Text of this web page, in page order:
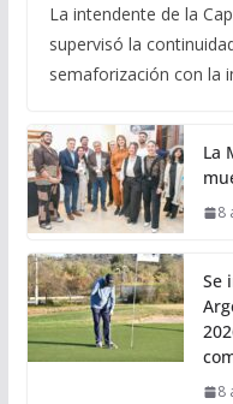
La intendente de la
supervisó la
semaforización con la
La
8
Se
8